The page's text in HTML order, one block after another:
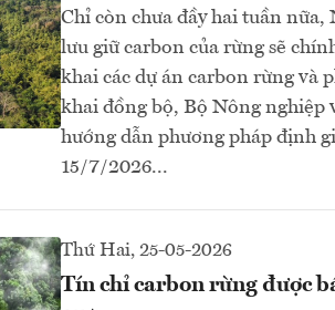
Chỉ còn chưa đầy hai tuần
lưu giữ carbon của rừng sẽ
khai các dự án carbon rừng
khai đồng bộ, Bộ Nông
hướng dẫn phương pháp định
15/7/2026...
Thứ Hai, 25-05-2026
Tín chỉ carbon rừng được